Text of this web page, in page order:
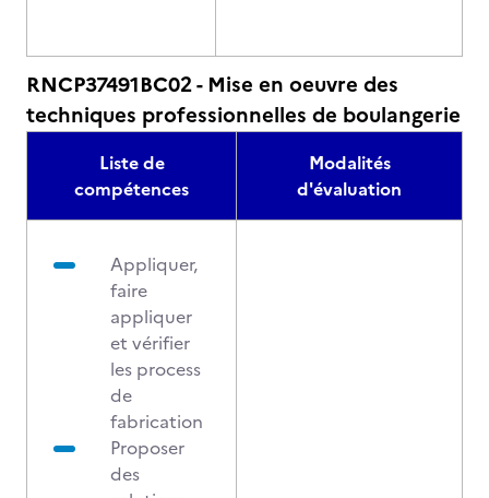
RNCP37491BC02 - Mise en oeuvre des
techniques professionnelles de boulangerie
Liste de
compétences
Modalités
d'évaluation
Appliquer,
faire
appliquer
et vérifier
les process
de
fabrication
Proposer
des